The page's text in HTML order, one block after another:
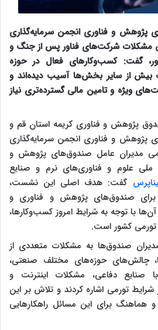
و فناوری انجمن سرمایه‌گذاری
مشکلات شرکت‌های فناور پس از جنگ و
گفت: کسب‌وکارهای فعال در حوزه
بیش از سایر بخش‌ها آسیب دیده‌اند و
ویژه و تامین مالی گسترده‌تری نیاز
پژوهش و فناوری کریمه استان قم و
و فناوری انجمن سرمایه‌گذاری
مدیران عامل صندوق‌های پژوهش و
علوم و فناوری‌های نرم و صنایع
گفت: هدف اصلی این نشست،
برای صندوق‌های پژوهش و فناوری و
با توجه به شرایط امروز کسب‌وکارها،
کشور است.
صندوق‌ها به مشکلات متعددی از
چالش‌های حوزه‌های مختلف صنعتی،
صنایع دفاعی، مشکلات اینترنت و
تورمی اشاره کردند و تلاش بر این
برای این مسائل راهکارهایی